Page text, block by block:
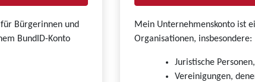
Bürgerinnen und
BundID-Konto
Mein Unternehmenskonto ist
Organisationen, insbesondere:
Juristische Personen,
Vereinigungen,